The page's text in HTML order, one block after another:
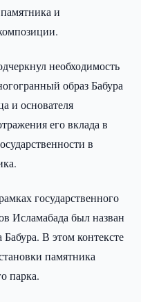
и
необходимость
образ Бабура
и основателя
его вклада в
в
государственного
Исламабада был назван
В этом контексте
памятника
парка.